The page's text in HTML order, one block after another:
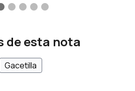
de esta nota
Gacetilla